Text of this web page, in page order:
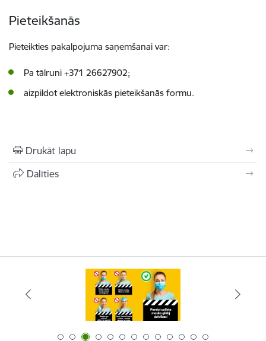
Pieteikšanās
Pieteikties pakalpojuma saņemšanai var:
Pa tālruni +371 26627902;
aizpildot elektroniskās pieteikšanās formu.
Drukāt lapu
Dalīties